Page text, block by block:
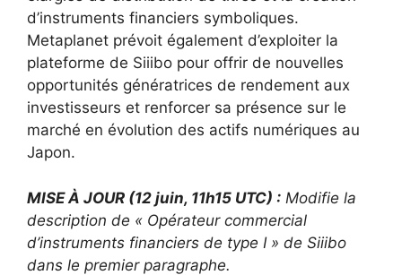
d’instruments financiers symboliques.
Metaplanet prévoit également d’exploiter la
plateforme de Siiibo pour offrir de nouvelles
opportunités génératrices de rendement aux
investisseurs et renforcer sa présence sur le
marché en évolution des actifs numériques au
Japon.
MISE À JOUR (12 juin, 11h15 UTC) : Modifie la
description de « Opérateur commercial
d’instruments financiers de type I » de Siiibo
dans le premier paragraphe.